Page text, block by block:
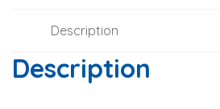
Description
Description